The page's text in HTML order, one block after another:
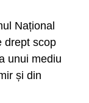
Național
drept scop
unui mediu
și din